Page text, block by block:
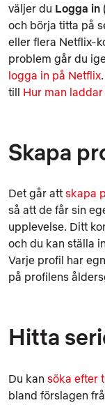
väljer du Logga in
och börja titta på
eller flera Netflix-
problem går du
logga in på Netflix
till Hur man
Skapa
Det går att skapa
så att de får sin
upplevelse. Ditt
och du kan ställa
Varje profil har
på profilens
Hitta
Du kan söka efter
bland förslagen